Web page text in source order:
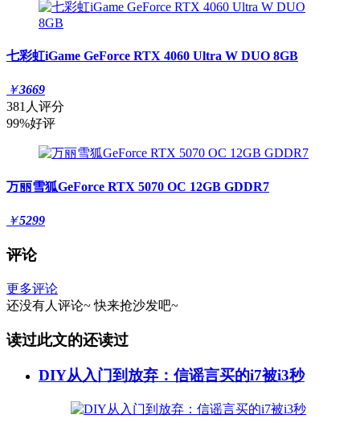
七彩虹iGame GeForce RTX 4060 Ultra W DUO 8GB
￥3669
381人评分
99%好评
万丽雪狐GeForce RTX 5070 OC 12GB GDDR7
￥5299
评论
更多评论
还没有人评论~ 快来抢沙发吧~
读过此文的还读过
DIY从入门到放弃：信谣言买的i7被i3秒